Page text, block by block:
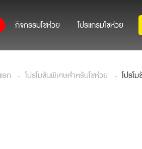
กิจกรรมโชห่วย โปรแกรมโชห่วย
รก โปรโมชันพิเศษสำหรับโชห่วย โปรโ